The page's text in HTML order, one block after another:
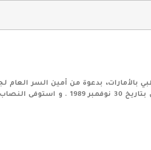
دعوة الهيئة العامة للاتحاد العام الاصلى للانعقاد في يومي 24 – 25 نوفمبر 1990 في مدينة أبو ظبي بالأمارات، بدعوة من أمين
المحاسبين و الراجعين الكويتية بصفته إن الجمعية هي رئيسة الدورة الحالية ( حينذاك ) طبقا لقرار الهيئة العامة السابقة المنعقد في